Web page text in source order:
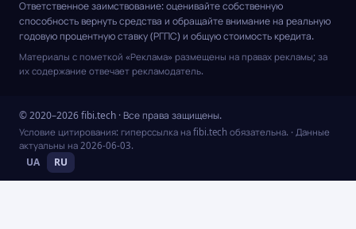
Ответственное заимствование: оценивайте собственную
способность вернуть средства и обращайте внимание на реальную
годовую процентную ставку (РГПС) и общую стоимость кредита.
Материалы с пометкой «Реклама» размещены на правах рекламы; за
их содержание отвечает рекламодатель.
© 2020–2026 fibi.tech · Все права защищены.
Условие цитирования: гиперссылка на fibi.tech обязательна. · Данные
актуальны на 2026-06-03.
UA RU